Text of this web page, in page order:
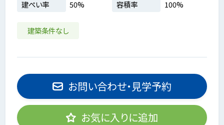
建ぺい率
50% 容積率 100%
建築条件なし
お問い合わせ・見学予約
お気に入りに追加